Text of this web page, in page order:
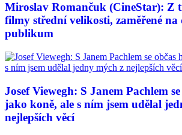
Miroslav Romančuk (CineStar): Z
filmy střední velikosti, zaměřené na
publikum
Josef Viewegh: S Janem Pachlem
jako koně, ale s ním jsem udělal
nejlepších věcí